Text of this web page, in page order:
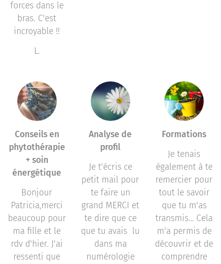
forces dans le
bras. C'est
incroyable !!
L.
Conseils en
phytothérapie
+ soin
énergétique
Bonjour
Patricia,merci
beaucoup pour
ma fille et le
rdv d'hier. J'ai
ressenti que
Analyse de
profil
Je t'écris ce
petit mail pour
te faire un
grand MERCI et
te dire que ce
que tu avais lu
dans ma
numérologie
Formations
Je tenais
également à te
remercier pour
tout le savoir
que tu m'as
transmis… Cela
m'a permis de
découvrir et de
comprendre